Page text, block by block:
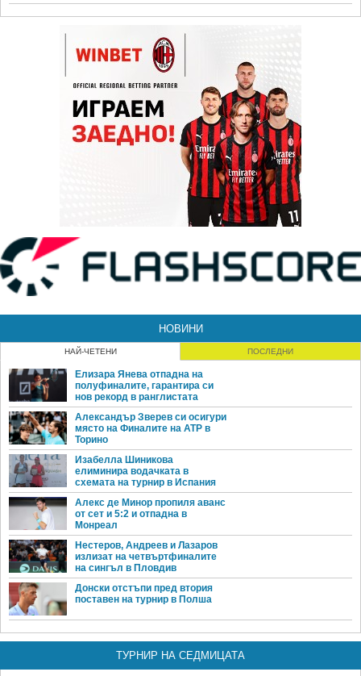
НОВИНИ
НАЙ-ЧЕТЕНИ ПОСЛЕДНИ
Елизара Янева отпадна на
полуфиналите, гарантира си
нов рекорд в ранглистата
Александър Зверев си осигури
място на Финалите на ATP в
Торино
Изабелла Шиникова
елиминира водачката в
схемата на турнир в Испания
Алекс де Минор пропиля аванс
от сет и 5:2 и отпадна в
Монреал
Нестеров, Андреев и Лазаров
излизат на четвъртфиналите
на сингъл в Пловдив
Донски отстъпи пред втория
поставен на турнир в Полша
ТУРНИР НА СЕДМИЦАТА